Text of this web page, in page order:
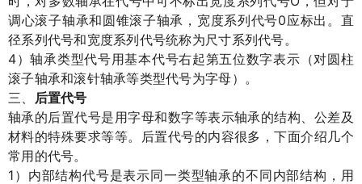
调心滚子轴承和圆锥滚子轴承，宽度系列代号0应标出。直
径系列代号和宽度系列代号统称为尺寸系列代号。
4）轴承类型代号用基本代号右起第五位数字表示（对圆柱
滚子轴承和滚针轴承等类型代号为字母）。
三、
后置代号
轴承的后置代号是用字母和数字等表示轴承的结构、公差及
材料的特殊要求等等。后置代号的内容很多，下面介绍几个
常用的代号。
1 ）内部结构代号是表示同一类型轴承的不同内部结构，用